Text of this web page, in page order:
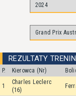
REZULTATY
P. Kierowca (Nr)
1
Charles Leclerc
(16)